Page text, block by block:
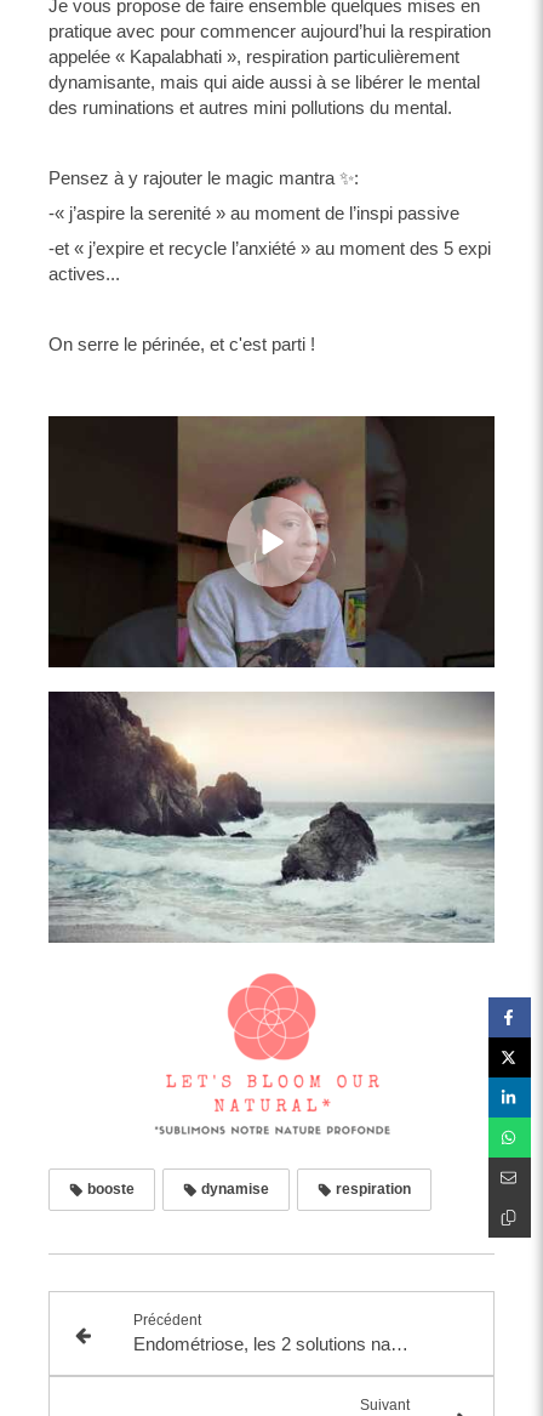
Je vous propose de faire ensemble quelques mises en
pratique avec pour commencer aujourd’hui la respiration
appelée « Kapalabhati », respiration particulièrement
dynamisante, mais qui aide aussi à se libérer le mental
des ruminations et autres mini pollutions du mental.
Pensez à y rajouter le magic mantra ✨:
-« j’aspire la serenité » au moment de l’inspi passive
-et « j’expire et recycle l’anxiété » au moment des 5 expi
actives...
On serre le périnée, et c'est parti !
booste dynamise respiration
Précédent
Endométriose, les 2 solutions naturelles fondamentales
Suivant